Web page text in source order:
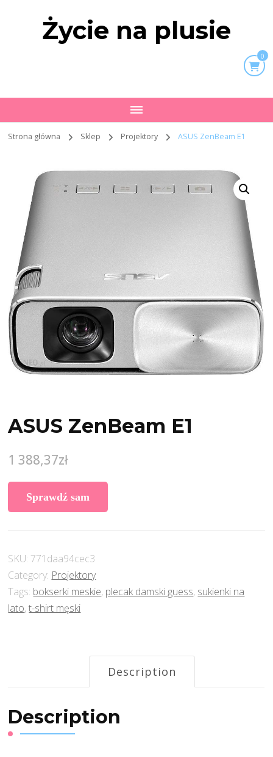
Życie na plusie
0
Strona główna Sklep Projektory ASUS ZenBeam E1
ASUS ZenBeam E1
1 388,37zł
Sprawdź sam
SKU: 771daa94cec3
Category: Projektory
Tags: bokserki meskie, plecak damski guess, sukienki na
lato,t-shirt męski
Description
Description